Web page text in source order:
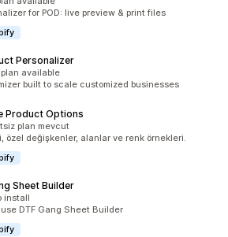
for POD: live preview & print files
Personalizer
plan available
built to scale customized businesses
Product Options
plan mevcut
özel değişkenler, alanlar ve renk örnekleri.
Sheet Builder
install
DTF Gang Sheet Builder